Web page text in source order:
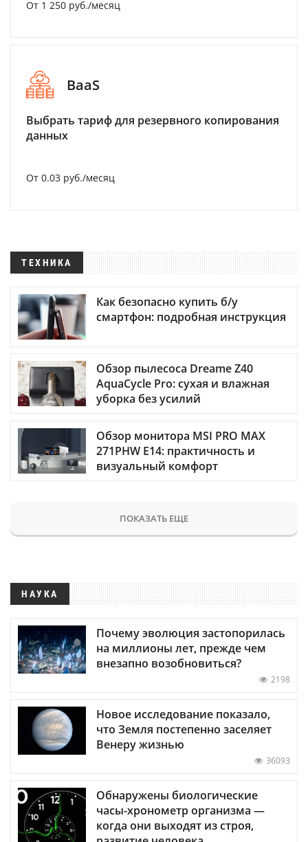
От 1 250 руб./месяц
BaaS
Выбрать тариф для резервного копирования
данных
От 0.03 руб./месяц
ТЕХНИКА
Как безопасно купить б/у
смартфон: подробная инструкция
Обзор пылесоса Dreame Z40
AquaCycle Pro: сухая и влажная
уборка без усилий
Обзор монитора MSI PRO MAX
271PHW E14: практичность и
визуальный комфорт
ПОКАЗАТЬ ЕЩЕ
НАУКА
Почему эволюция застопорилась
на миллионы лет, прежде чем
внезапно возобновиться?
2198
Новое исследование показало,
что Земля постепенно заселяет
Венеру жизнью
36093
Обнаружены биологические
часы-хронометр организма —
когда они выходят из строя,